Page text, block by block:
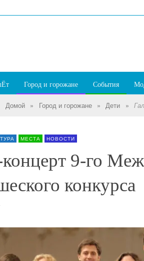
Город и горожане События
Домой » Город и горожане » Дети »
МЕСТА НОВОСТИ
концерт 9-го
конкурса